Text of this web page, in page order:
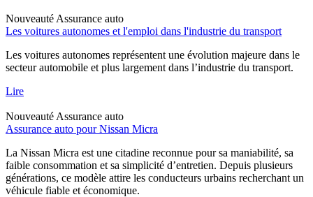
Nouveauté Assurance auto
Les voitures autonomes et l'emploi dans l'industrie du transport
Les voitures autonomes représentent une évolution majeure dans le
secteur automobile et plus largement dans l’industrie du transport.
Lire
Nouveauté Assurance auto
Assurance auto pour Nissan Micra
La Nissan Micra est une citadine reconnue pour sa maniabilité, sa
faible consommation et sa simplicité d’entretien. Depuis plusieurs
générations, ce modèle attire les conducteurs urbains recherchant un
véhicule fiable et économique.